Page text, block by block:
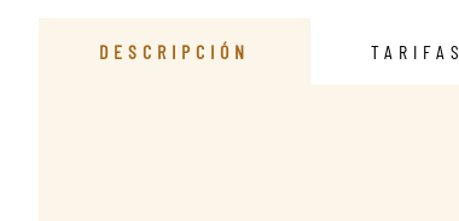
DESCRIPCIÓN TARIFAS